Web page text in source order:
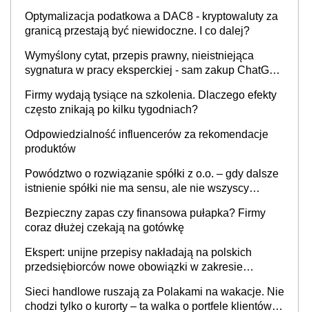
Optymalizacja podatkowa a DAC8 - kryptowaluty za
granicą przestają być niewidoczne. I co dalej?
Wymyślony cytat, przepis prawny, nieistniejąca
sygnatura w pracy eksperckiej - sam zakup ChatGPT
Firmy wydają tysiące na szkolenia. Dlaczego efekty
często znikają po kilku tygodniach?
Odpowiedzialność influencerów za rekomendacje
produktów
Powództwo o rozwiązanie spółki z o.o. – gdy dalsze
istnienie spółki nie ma sensu, ale nie wszyscy
Bezpieczny zapas czy finansowa pułapka? Firmy
coraz dłużej czekają na gotówkę
Ekspert: unijne przepisy nakładają na polskich
przedsiębiorców nowe obowiązki w zakresie
Sieci handlowe ruszają za Polakami na wakacje. Nie
chodzi tylko o kurorty – ta walka o portfele klientów